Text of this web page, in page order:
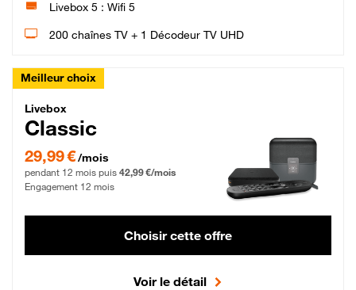
Livebox 5 : Wifi 5
200 chaînes TV + 1 Décodeur TV UHD
Meilleur choix
Livebox Classic Fibre
Livebox
Classic
29,99 € par mois pendant 12 mois puis 42,99 € par mois, Engagement 12 mois
29,99 €/mois
pendant 12 mois puis 42,99 €/mois
Engagement 12 mois
Choisir cette offre
Voir le détail